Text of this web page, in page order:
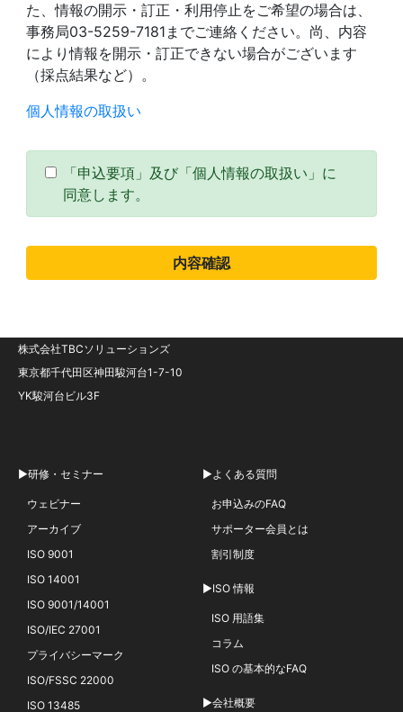
た、情報の開示・訂正・利用停止をご希望の場合は、
事務局03-5259-7181までご連絡ください。尚、内容
により情報を開示・訂正できない場合がございます
（採点結果など）。
個人情報の取扱い
「申込要項」及び「個人情報の取扱い」に
同意します。
株式会社TBCソリューションズ
東京都千代田区神田駿河台1-7-10
YK駿河台ビル3F
▶研修・セミナー
ウェビナー
アーカイブ
ISO 9001
ISO 14001
ISO 9001/14001
ISO/IEC 27001
プライバシーマーク
ISO/FSSC 22000
ISO 13485
▶よくある質問
お申込みのFAQ
サポーター会員とは
割引制度
▶ISO 情報
ISO 用語集
コラム
ISO の基本的なFAQ
▶会社概要